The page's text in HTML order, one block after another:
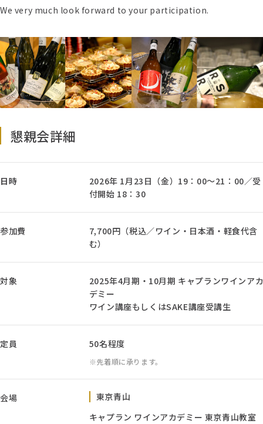
We very much look forward to your participation.
懇親会詳細
日時
2026年 1月23日（金）19：00～21：00／受
付開始 18：30
参加費
7,700円（税込／ワイン・日本酒・軽食代含
む）
対象
2025年4月期・10月期 キャプランワインア
デミー
ワイン講座もしくはSAKE講座受講生
定員 50名程度
先着順に承ります。
会場
東京青山
キャプラン ワインアカデミー 東京青山教室